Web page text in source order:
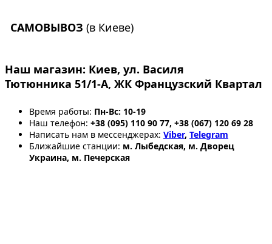
САМОВЫВОЗ (в Киеве)
Наш магазин: Киев, ул. Василя
Тютюнника 51/1-А, ЖК Французский Квартал
Время работы: Пн-Вс: 10-19
Наш телефон: +38 (095) 110 90 77, +38 (067) 120 69 28
Написать нам в мессенджерах: Viber, Telegram
Ближайшие станции: м. Лыбедская, м. Дворец
Украина, м. Печерская